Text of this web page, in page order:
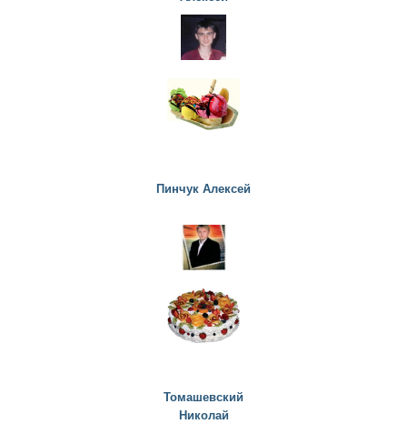
Пинчук Алексей
Томашевский
Николай